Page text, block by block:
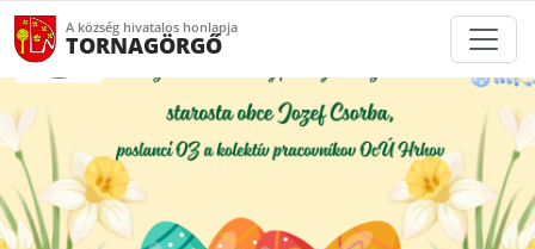
A község hivatalos honlapja
TORNAGÖRGŐ